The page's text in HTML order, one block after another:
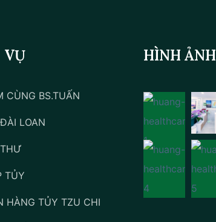
VỤ
CÙNG BS.TUẤN
LOAN
TỦY
HÀNG TỦY TZU CHI
HÌNH ẢNH